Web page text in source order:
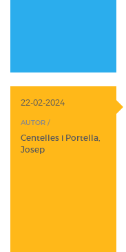
22-02-2024
AUTOR /
Centelles i Portella,
Josep